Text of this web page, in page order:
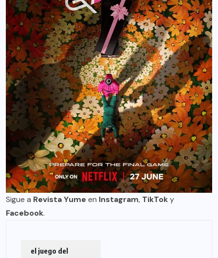
Sigue a Revista Yume en Instagram, TikToky
Facebook.
el juego del